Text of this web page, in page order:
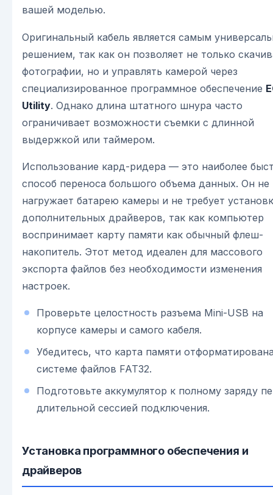
вашей моделью.
Оригинальный кабель является самым
решением, так как он позволяет не только
фотографии, но и управлять камерой через
специализированное программное обеспечение
Utility. Однако длина штатного шнура часто
ограничивает возможности съемки с длинной
выдержкой или таймером.
Использование кард-ридера — это наиболее
способ переноса большого объема данных. Он не
нагружает батарею камеры и не требует
дополнительных драйверов, так как компьютер
воспринимает карту памяти как обычный флеш-
накопитель. Этот метод идеален для массового
экспорта файлов без необходимости изменения
настроек.
Проверьте целостность разъема Mini-USB на
корпусе камеры и самого кабеля.
Убедитесь, что карта памяти
системе файлов FAT32.
Подготовьте аккумулятор к полному заряду
длительной сессией подключения.
Установка программного обеспечения и
драйверов